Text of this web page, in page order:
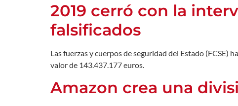
2019 cerró con la
falsificados
Las fuerzas y cuerpos de seguridad del Estado (FCSE)
valor de 143.437.177 euros.
Amazon crea una